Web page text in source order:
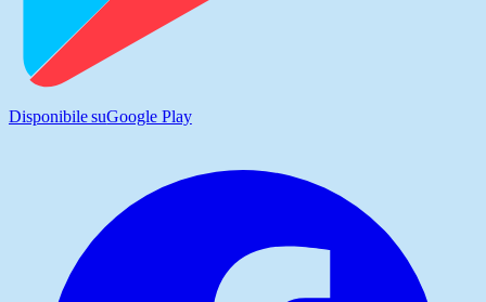
Disponibile suGoogle Play